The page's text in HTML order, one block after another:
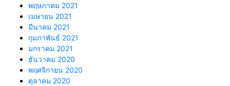
พฤษภาคม 2021
เมษายน 2021
มีนาคม 2021
กุมภาพันธ์ 2021
มกราคม 2021
ธันวาคม 2020
พฤศจิกายน 2020
ตุลาคม 2020